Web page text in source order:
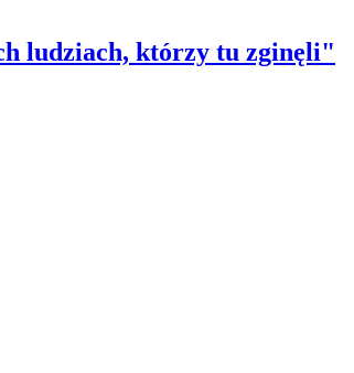
ludziach, którzy tu zginęli"